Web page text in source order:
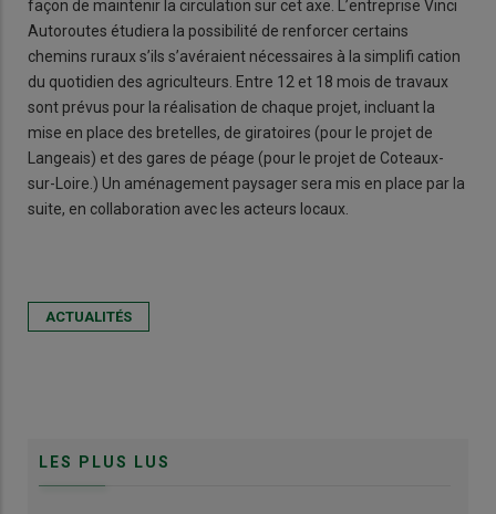
façon de maintenir la circulation sur cet axe. L’entreprise Vinci
Autoroutes étudiera la possibilité de renforcer certains
chemins ruraux s’ils s’avéraient nécessaires à la simplifi cation
du quotidien des agriculteurs. Entre 12 et 18 mois de travaux
sont prévus pour la réalisation de chaque projet, incluant la
mise en place des bretelles, de giratoires (pour le projet de
Langeais) et des gares de péage (pour le projet de Coteaux-
sur-Loire.) Un aménagement paysager sera mis en place par la
suite, en collaboration avec les acteurs locaux.
ACTUALITÉS
LES PLUS LUS